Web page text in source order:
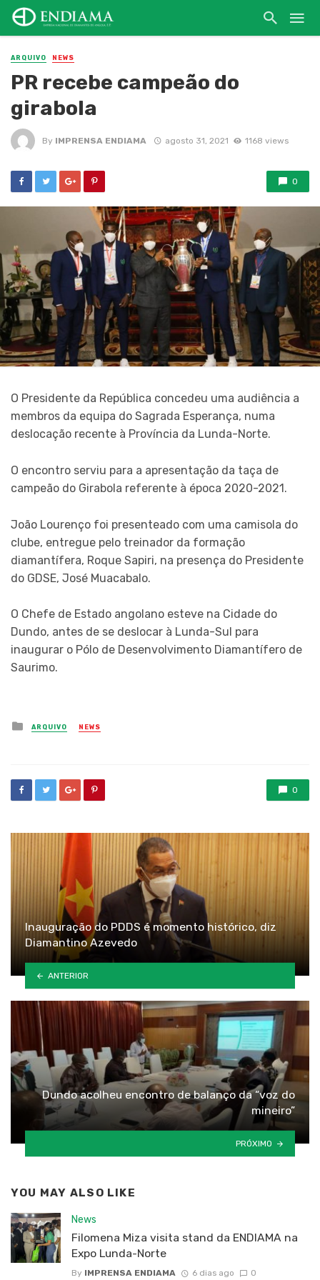
ARQUIVO NEWS
PR recebe campeão do
girabola
By IMPRENSA ENDIAMA agosto 31, 2021 1168 views
0
O Presidente da República concedeu uma audiência a
membros da equipa do Sagrada Esperança, numa
deslocação recente à Província da Lunda-Norte.
O encontro serviu para a apresentação da taça de
campeão do Girabola referente à época 2020-2021.
João Lourenço foi presenteado com uma camisola do
clube, entregue pelo treinador da formação
diamantífera, Roque Sapiri, na presença do Presidente
do GDSE, José Muacabalo.
O Chefe de Estado angolano esteve na Cidade do
Dundo, antes de se deslocar à Lunda-Sul para
inaugurar o Pólo de Desenvolvimento Diamantífero de
Saurimo.
Posted
in
ARQUIVO NEWS
0
Inauguração do PDDS é momento histórico, diz
Diamantino Azevedo
ANTERIOR
Dundo acolheu encontro de balanço da “voz do
mineiro”
PRÓXIMO
YOU MAY ALSO LIKE
News
Filomena Miza visita stand da ENDIAMA na
Expo Lunda-Norte
By IMPRENSA ENDIAMA 6 dias ago 0